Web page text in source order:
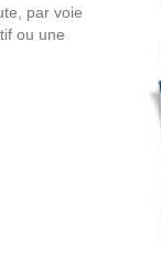
par voie
ou une